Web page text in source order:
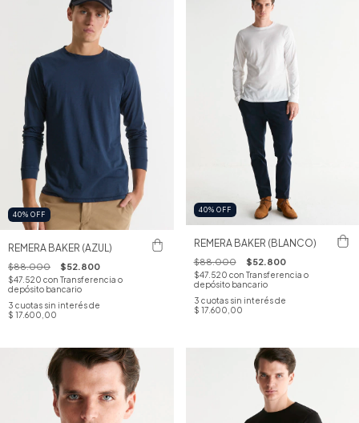
40% OFF
REMERA BAKER (AZUL)
$88.000 $52.800
$47.520 con Transferencia o
depósito bancario
3 cuotas sin interés de
$ 17.600,00
40% OFF
REMERA BAKER (BLANCO)
$88.000 $52.800
$47.520 con Transferencia o
depósito bancario
3 cuotas sin interés de
$ 17.600,00